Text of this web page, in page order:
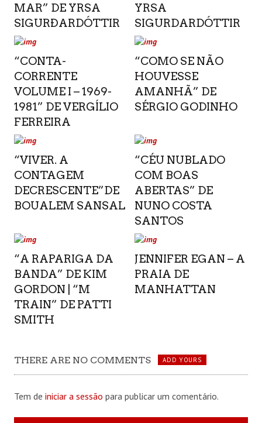
MAR” DE YRSA
SIGURÐARDÓTTIR
YRSA
SIGURDARDÓTTIR
“CONTA-
CORRENTE
VOLUME I – 1969-
1981” DE VERGÍLIO
FERREIRA
“COMO SE NÃO
HOUVESSE
AMANHÃ” DE
SÉRGIO GODINHO
“VIVER. A
CONTAGEM
DECRESCENTE”DE
BOUALEM SANSAL
“CÉU NUBLADO
COM BOAS
ABERTAS” DE
NUNO COSTA
SANTOS
“A RAPARIGA DA
BANDA” DE KIM
GORDON | “M
TRAIN” DE PATTI
SMITH
JENNIFER EGAN – A
PRAIA DE
MANHATTAN
THERE ARE NO COMMENTS ADD YOURS
Tem de iniciar a sessão para publicar um comentário.